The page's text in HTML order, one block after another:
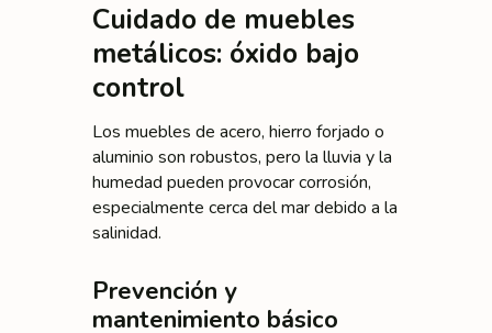
Cuidado de muebles
metálicos: óxido bajo
control
Los muebles de acero, hierro forjado o
aluminio son robustos, pero la lluvia y la
humedad pueden provocar corrosión,
especialmente cerca del mar debido a la
salinidad.
Prevención y
mantenimiento básico